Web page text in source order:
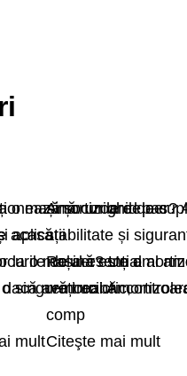
o mașină: un ghid pas
acasă
la o mașină este o
aveți un cric,
șocurile de aer?
aplicații
de aer? Un
singură treabă:
mult
Amortizoare de
stabilitate și
Rolul esențial al
remorcii
comp
Citeşte mai mult